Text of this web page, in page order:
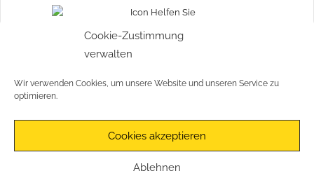
Cookie-Zustimmung
verwalten
Wir verwenden Cookies, um unsere Website und unseren Service zu
optimieren.
Cookies akzeptieren
Ablehnen
„Ohne Moos nix los“
Wir freuen uns über jede Spende!
Jetzt spenden!
© Mikado e.V. | Geschäftsstelle: Karl-Bernau-Ring 51 | 14641